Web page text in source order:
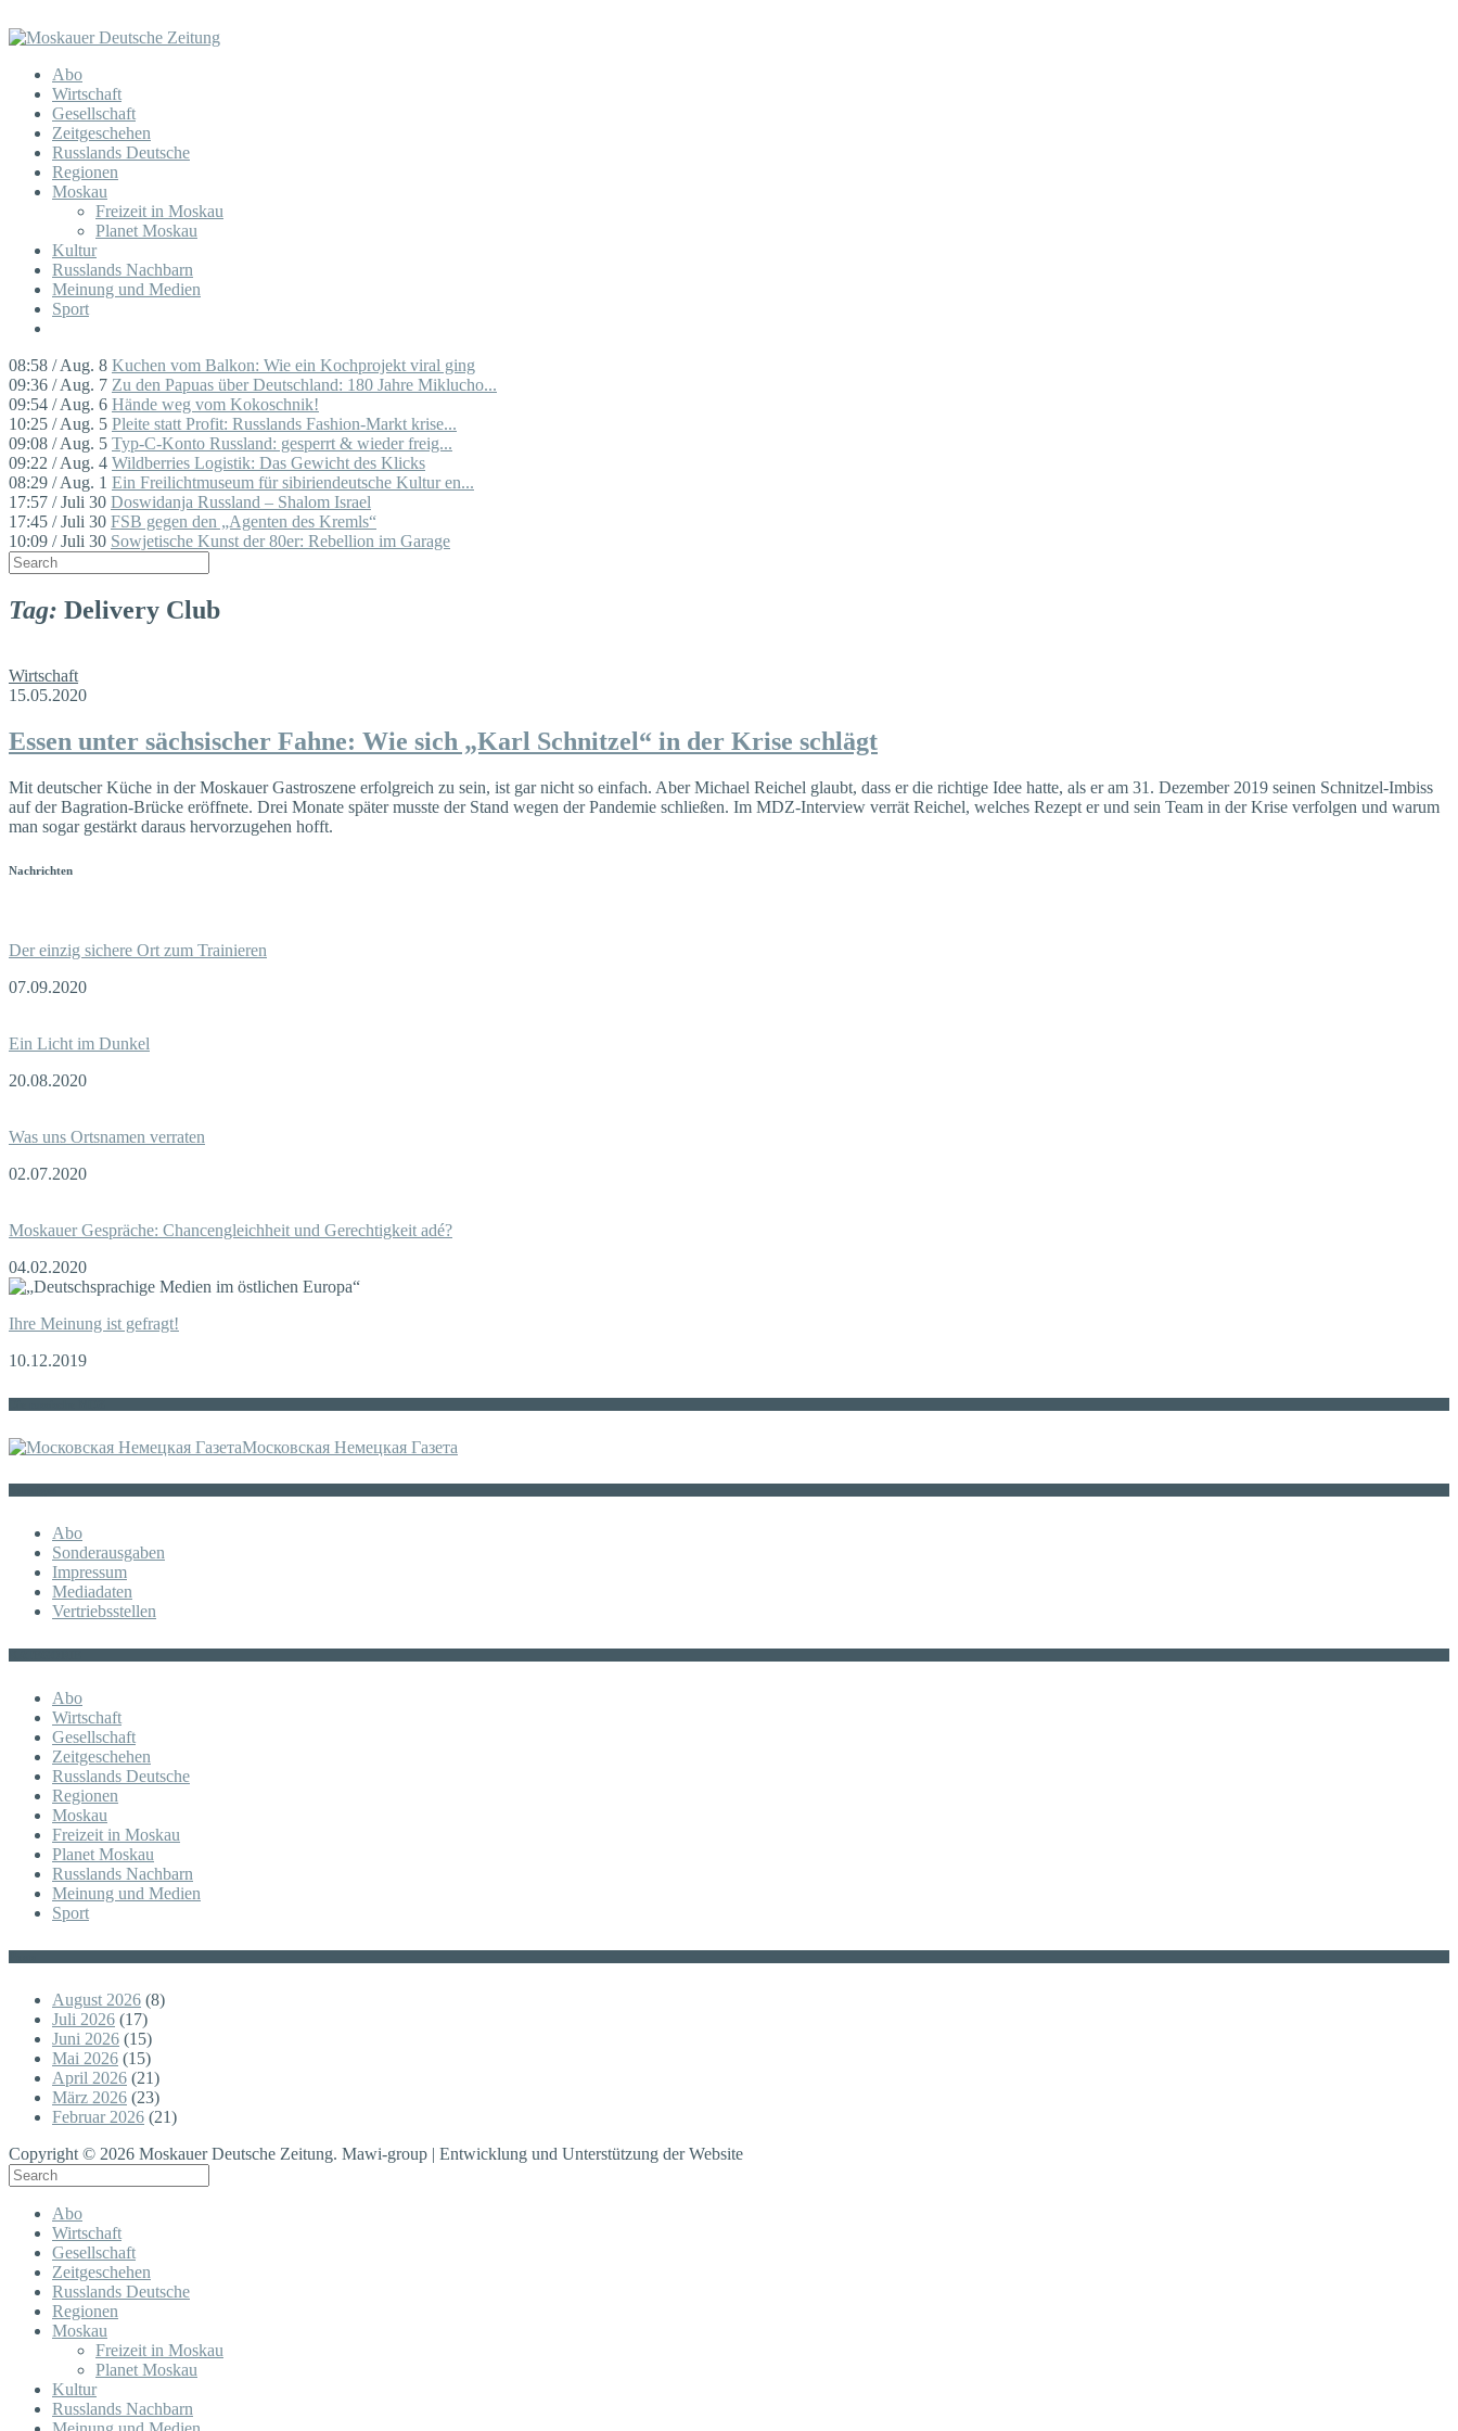
Abo
Wirtschaft
Gesellschaft
Zeitgeschehen
Russlands Deutsche
Regionen
Moskau
Freizeit in Moskau
Planet Moskau
Kultur
Russlands Nachbarn
Meinung und Medien
Sport
08:58 / Aug. 8 Kuchen vom Balkon: Wie ein Kochprojekt viral ging
09:36 / Aug. 7 Zu den Papuas über Deutschland: 180 Jahre Miklucho...
09:54 / Aug. 6 Hände weg vom Kokoschnik!
10:25 / Aug. 5 Pleite statt Profit: Russlands Fashion-Markt krise...
09:08 / Aug. 5 Typ-C-Konto Russland: gesperrt & wieder freig...
09:22 / Aug. 4 Wildberries Logistik: Das Gewicht des Klicks
08:29 / Aug. 1 Ein Freilichtmuseum für sibiriendeutsche Kultur en...
17:57 / Juli 30 Doswidanja Russland – Shalom Israel
17:45 / Juli 30 FSB gegen den „Agenten des Kremls“
10:09 / Juli 30 Sowjetische Kunst der 80er: Rebellion im Garage
Tag: Delivery Club
Wirtschaft
15.05.2020
Essen unter sächsischer Fahne: Wie sich „Karl Schnitzel“ in der Krise schlägt
Mit deutscher Küche in der Moskauer Gastroszene erfolgreich zu sein, ist gar nicht so einfach. Aber Michael Reichel glaubt, dass er die richtige Idee hatte, als er am 31. Dezember 2019 seinen Schnitzel-Imbiss
auf der Bagration-Brücke eröffnete. Drei Monate später musste der Stand wegen der Pandemie schließen. Im MDZ-Interview verrät Reichel, welches Rezept er und sein Team in der Krise verfolgen und warum
man sogar gestärkt daraus hervorzugehen hofft.
Nachrichten
Der einzig sichere Ort zum Trainieren
07.09.2020
Ein Licht im Dunkel
20.08.2020
Was uns Ortsnamen verraten
02.07.2020
Moskauer Gespräche: Chancengleichheit und Gerechtigkeit adé?
04.02.2020
Ihre Meinung ist gefragt!
10.12.2019
Московская Немецкая Газета
Abo
Sonderausgaben
Impressum
Mediadaten
Vertriebsstellen
Abo
Wirtschaft
Gesellschaft
Zeitgeschehen
Russlands Deutsche
Regionen
Moskau
Freizeit in Moskau
Planet Moskau
Russlands Nachbarn
Meinung und Medien
Sport
August 2026 (8)
Juli 2026 (17)
Juni 2026 (15)
Mai 2026 (15)
April 2026 (21)
März 2026 (23)
Februar 2026 (21)
Copyright © 2026 Moskauer Deutsche Zeitung. Mawi-group | Entwicklung und Unterstützung der Website
Abo
Wirtschaft
Gesellschaft
Zeitgeschehen
Russlands Deutsche
Regionen
Moskau
Freizeit in Moskau
Planet Moskau
Kultur
Russlands Nachbarn